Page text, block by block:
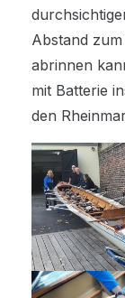
Abstand
abrinnen
mit Batterie
den